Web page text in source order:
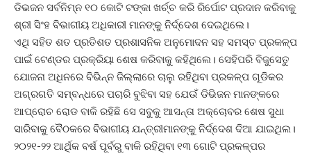
ଡିଭଜନ ସର୍ବନିମ୍ନ ୧୦ କୋଟି ଟଙ୍କା ଖର୍ଚ୍ଚ କରି ରିର୍ପୋଟ ପ୍ରଦାନ କରିବାକୁ
ଶ୍ରୀ ସିଂହ ବିଭାଗୀୟ ଅଧିକାରୀ ମାନଙ୍କୁ ନିର୍ଦ୍ଦେଶ ଦେଇଥିଲେ।
ଏଥି ସହିତ ଶତ ପ୍ରତିଶତ ପ୍ରଶାସନିକ ଅନୁମୋଦନ ସହ ସମସ୍ତ ପ୍ରକଳ୍ପ
ପାଇଁ ଟେଣ୍ଡର ପ୍ରକ୍ରିୟା ଶେଷ କରିବାକୁ କହିଥିଲେ। ସେହିପରି ବିଜୁସେତୁ
ଯୋଜନା ଅଧିନରେ ବିଭିନ୍ନ ଜିଲ୍ଲାରେ ଚାଲୁ ରହିଥିବା ପ୍ରକଳ୍ପ ଗୂଡିକର
ଅଗ୍ରଗତି ସମ୍ବନ୍ଧରେ ପଚାରି ବୁଝିବା ସହ ଯେଉଁ ଡିଭିଜନ ମାନଙ୍କରେ
ଆପ୍ରୋଚ ରୋଡ ବାକି ରହିଛି ସେ ସବୁକୁ ଆସନ୍ତା ଅକ୍ଚୋବର ଶେଷ ସୁଧା
ସାରିବାକୁ ବୈଠକରେ ବିଭାଗୀୟ ଯନ୍ତ୍ରୀମାନଙ୍କୁ ନିର୍ଦ୍ଦେଶ ଦିଆ ଯାଇଥିଲ।
୨୦୨୧-୨୨ ଆର୍ଥିକ ବର୍ଷ ପୂର୍ବରୁ ବାକି ରହିଥିବା ୧୩ ଗୋଟି ପ୍ରକଳ୍ପର